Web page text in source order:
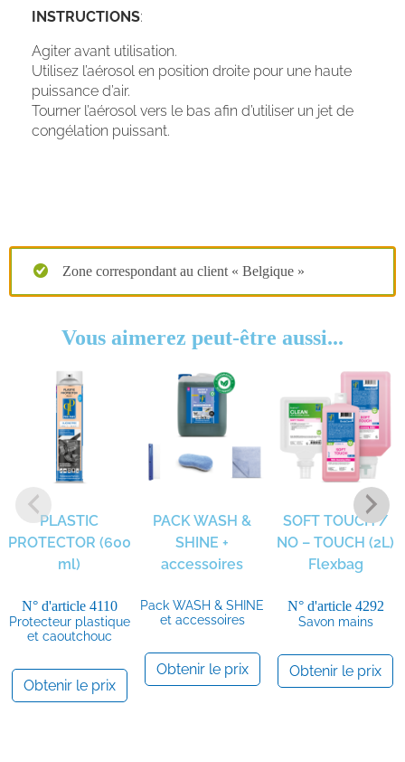
INSTRUCTIONS:
Agiter avant utilisation.
Utilisez l’aérosol en position droite pour une haute
puissance d’air.
Tourner l’aérosol vers le bas afin d’utiliser un jet de
congélation puissant.
Zone correspondant au client « Belgique »
Vous aimerez peut-être aussi...
PLASTIC
PROTECTOR (600
ml)
N° d'article 4110
Protecteur plastique
et caoutchouc
Obtenir le prix
PACK WASH &
SHINE +
accessoires
Pack WASH & SHINE
et accessoires
Obtenir le prix
SOFT TOUCH /
NO – TOUCH (2L)
Flexbag
N° d'article 4292
Savon mains
Obtenir le prix